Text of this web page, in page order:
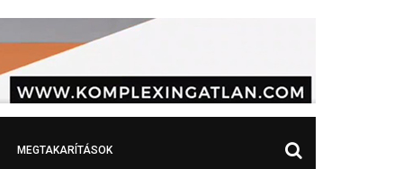
MEGTAKARÍTÁSOK